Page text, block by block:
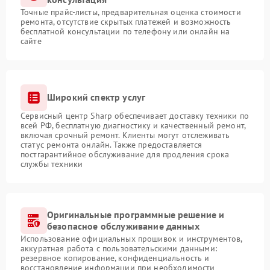
Точные прайс-листы, предварительная оценка стоимости
ремонта, отсутствие скрытых платежей и возможность
бесплатной консультации по телефону или онлайн на
сайте
Широкий спектр услуг
Сервисный центр Sharp обеспечивает доставку техники по
всей РФ, бесплатную диагностику и качественный ремонт,
включая срочный ремонт. Клиенты могут отслеживать
статус ремонта онлайн. Также предоставляется
постгарантийное обслуживание для продления срока
службы техники
Оригинальные программные решение и
безопасное обслуживание данных
Использование официальных прошивок и инструментов,
аккуратная работа с пользовательскими данными:
резервное копирование, конфиденциальность и
восстановление информации при необходимости